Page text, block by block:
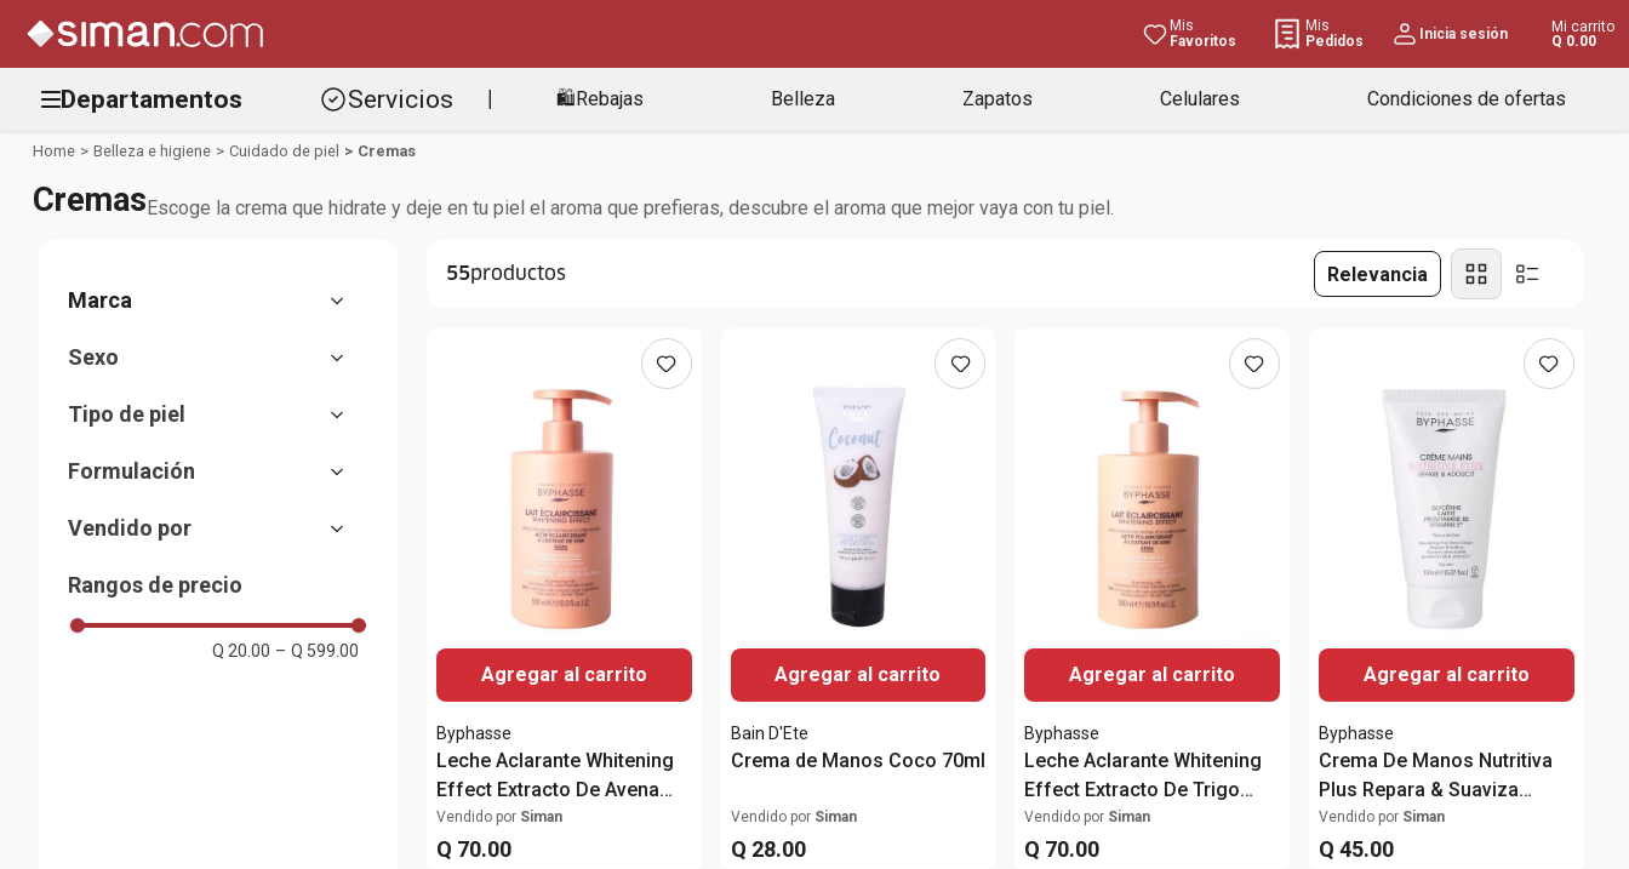
Mis
Favoritos
Mis
Pedidos
Inicia sesión
Mi carrito
Q 0.00
Departamentos Servicios 🛍️Rebajas Belleza Zapatos Celulares Condiciones de ofertas
Belleza e higiene Cuidado de piel Cremas
CremasEscoge la crema que hidrate y deje en tu piel el aroma que prefieras, descubre el aroma que mejor vaya con tu piel.
Jergens
Nevada Kids
Jeanne en Provence
Grace Day
Biotherm
Babaria
Olivita
Mostrar 5 más
Sexo
Mujer
Tipo de piel
Todo tipo de piel
Formulación
Serum
Vendido por
Rangos de precio
Q 20.00 – Q 599.00
55 Relevancia
Agregar al carrito
Byphasse
Leche Aclarante Whitening
Effect Extracto De Avena
500ml
Vendido por Siman
Q 70.00
Agregar al carrito
Bain D'Ete
Crema de Manos Coco 70ml
Vendido por Siman
Q 28.00
Agregar al carrito
Byphasse
Leche Aclarante Whitening
Effect Extracto De Trigo
500ml
Vendido por Siman
Q 70.00
Agregar al carrito
Byphasse
Crema De Manos Nutritiva
Plus Repara & Suaviza
150ml
Vendido por Siman
Q 45.00